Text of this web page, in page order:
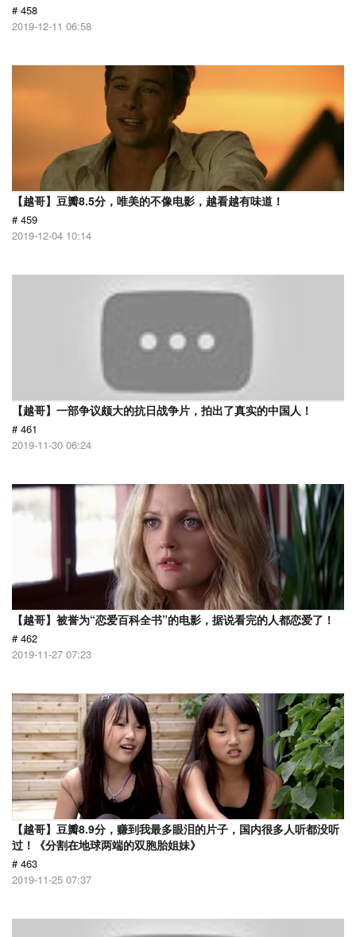
# 458
2019-12-11 06:58
【越哥】豆瓣8.5分，唯美的不像电影，越看越有味道！
# 459
2019-12-04 10:14
【越哥】一部争议颇大的抗日战争片，拍出了真实的中国人！
# 461
2019-11-30 06:24
【越哥】被誉为“恋爱百科全书”的电影，据说看完的人都恋爱了！
# 462
2019-11-27 07:23
【越哥】豆瓣8.9分，赚到我最多眼泪的片子，国内很多人听都没听
过！《分割在地球两端的双胞胎姐妹》
# 463
2019-11-25 07:37